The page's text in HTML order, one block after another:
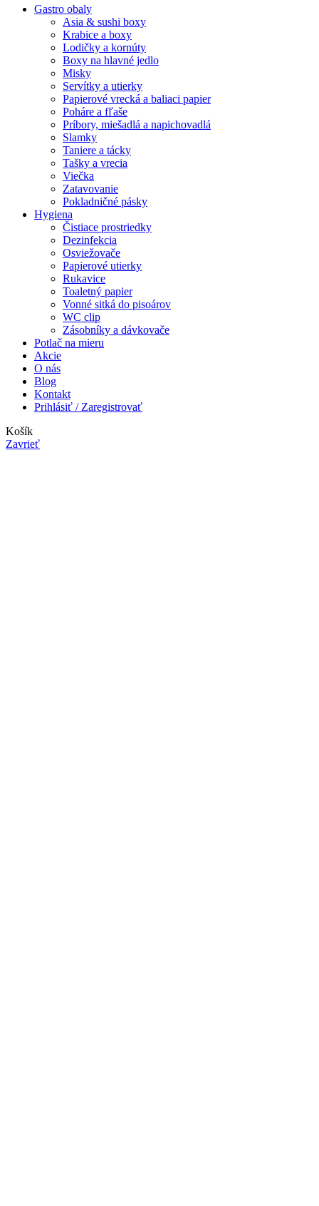
Gastro obaly
Asia & sushi boxy
Krabice a boxy
Lodičky a kornúty
Boxy na hlavné jedlo
Misky
Servítky a utierky
Papierové vrecká a baliaci papier
Poháre a fľaše
Príbory, miešadlá a napichovadlá
Slamky
Taniere a tácky
Tašky a vrecia
Viečka
Zatavovanie
Pokladničné pásky
Hygiena
Čistiace prostriedky
Dezinfekcia
Osviežovače
Papierové utierky
Rukavice
Toaletný papier
Vonné sitká do pisoárov
WC clip
Zásobníky a dávkovače
Potlač na mieru
Akcie
O nás
Blog
Kontakt
Prihlásiť / Zaregistrovať
Košík
Zavrieť